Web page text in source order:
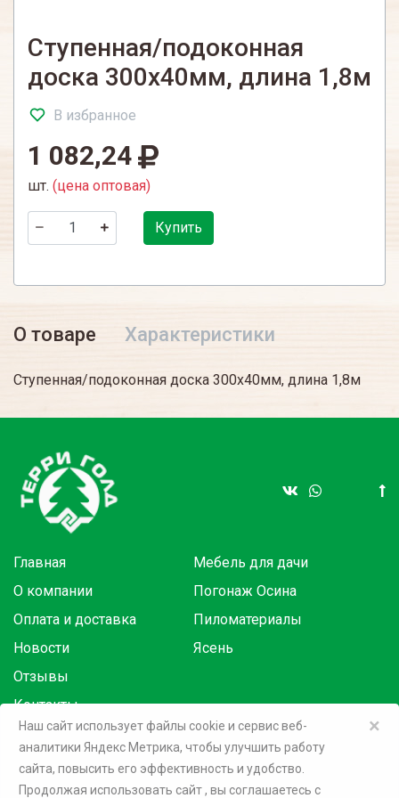
Ступенная/подоконная
доска 300х40мм, длина 1,8м
В избранное
1 082,24
шт. (цена оптовая)
Купить
О товаре Характеристики
Ступенная/подоконная доска 300х40мм, длина 1,8м
Главная
О компании
Оплата и доставка
Новости
Отзывы
Контакты
Мебель для дачи
Погонаж Осина
Пиломатериалы
Ясень
Товары в розницу на маркетплейсах:
×
Наш сайт использует файлы cookie и сервис веб-
аналитики Яндекс Метрика, чтобы улучшить работу
сайта, повысить его эффективность и удобство.
Продолжая использовать сайт, вы соглашаетесь c